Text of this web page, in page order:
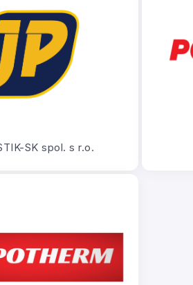
SK spol. s r.o.